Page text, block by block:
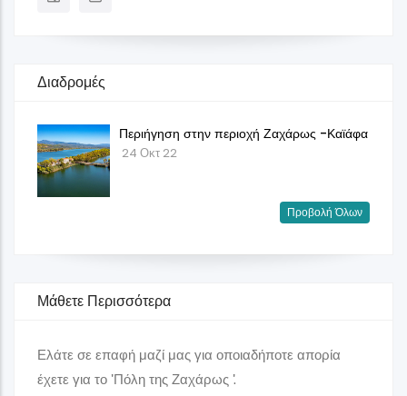
Διαδρομές
Περιήγηση στην περιοχή Ζαχάρως -Καϊάφα
24 Οκτ 22
Προβολή Όλων
Μάθετε Περισσότερα
Ελάτε σε επαφή μαζί μας για οποιαδήποτε απορία
έχετε για το 'Πόλη της Ζαχάρως '.